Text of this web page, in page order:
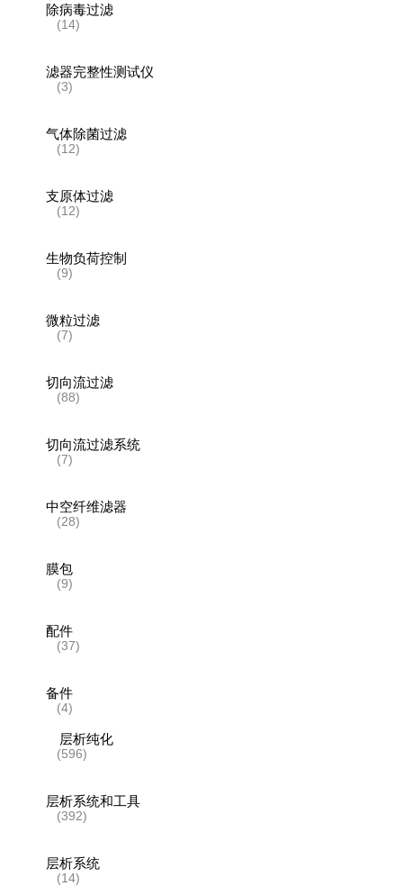
除病毒过滤
(14)
滤器完整性测试仪
(3)
气体除菌过滤
(12)
支原体过滤
(12)
生物负荷控制
(9)
微粒过滤
(7)
切向流过滤
(88)
切向流过滤系统
(7)
中空纤维滤器
(28)
膜包
(9)
配件
(37)
备件
(4)
层析纯化
(596)
层析系统和工具
(392)
层析系统
(14)